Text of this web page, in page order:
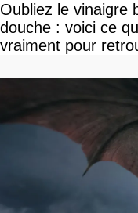
Oubliez le vinaigre
douche : voici ce
vraiment pour